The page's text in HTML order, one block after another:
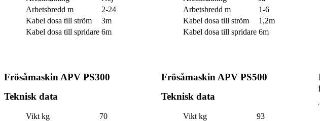
Arbetsbredd m
2-24
Kabel dosa till ström
3m
Kabel dosa till spridare 6m
Arbetsbredd m
1-6
Kabel dosa till ström
1,2m
Kabel dosa till spridare 6m
Frösåmaskin APV PS300
Teknisk data
Vikt kg
70
Frösåmaskin APV PS500
Teknisk data
Vikt kg
93